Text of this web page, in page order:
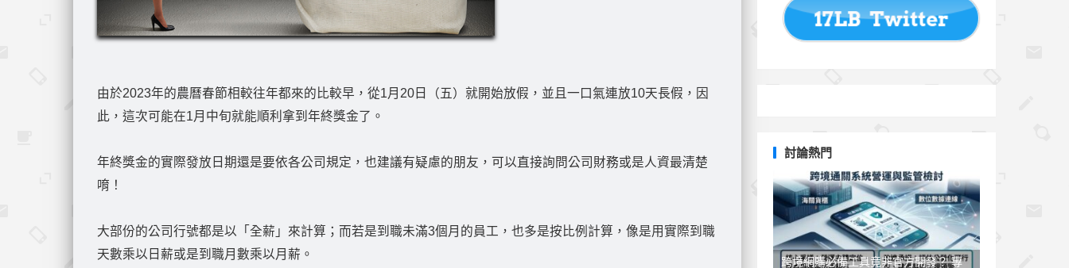
由於2023年的農曆春節相較往年都來的比較早，從1月20日（五）就開始放假，並且一口氣連放10天長假，因
此，這次可能在1月中旬就能順利拿到年終獎金了。
年終獎金的實際發放日期還是要依各公司規定，也建議有疑慮的朋友，可以直接詢問公司財務或是人資最清楚
唷！
大部份的公司行號都是以「全薪」來計算；而若是到職未滿3個月的員工，也多是按比例計算，像是用實際到職
天數乘以日薪或是到職月數乘以月薪。
討論熱門
跨境網購必備工具竟非官方開發？ 專